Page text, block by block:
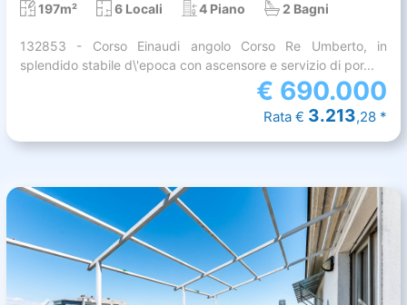
197m² 6 Locali 4 Piano 2 Bagni
132853 - Corso Einaudi angolo Corso Re Umberto, in
splendido stabile d\'epoca con ascensore e servizio di por...
€ 690.000
Rata € 3.213,28 *